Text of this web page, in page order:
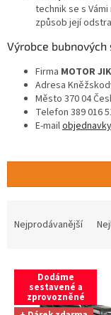
technik se s
způsob její
Výrobce bubnových
Firma MOTOR
Adresa
Město 370 04
Telefon 389 016
E-mail
n
p
Nejprodávanější
V
Dodáme
sestavené a
zprovozněné